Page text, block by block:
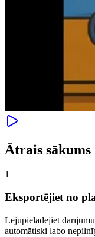
Ātrais sākums
1
Eksportējiet no
Lejupielādējiet
automātiski labo